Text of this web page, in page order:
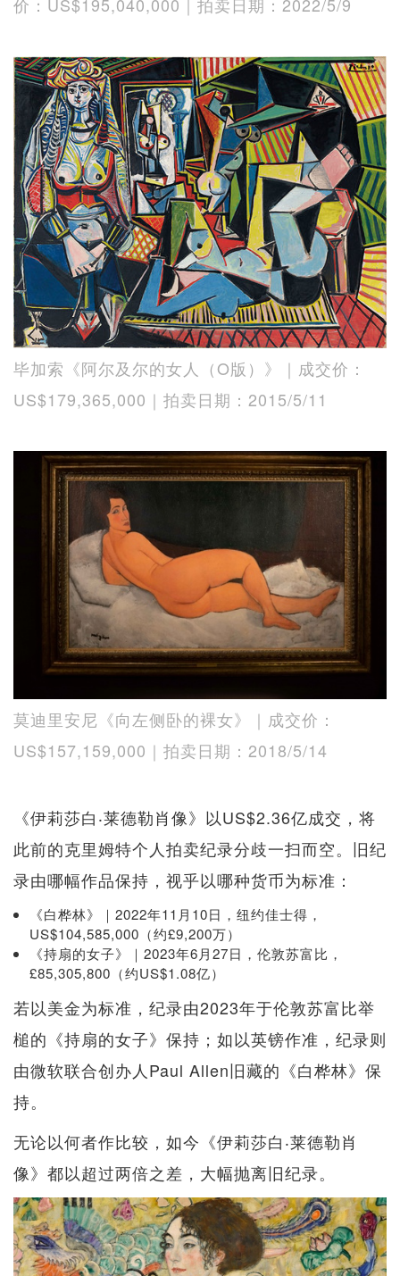
毕加索《阿尔及尔的女人（O版）》｜成交价：
US$179,365,000｜拍卖日期：2015/5/11
莫迪里安尼《向左侧卧的裸女》｜成交价：
US$157,159,000｜拍卖日期：2018/5/14
《伊莉莎白‧莱德勒肖像》以US$2.36亿成交，将
此前的克里姆特个人拍卖纪录分歧一扫而空。旧纪
录由哪幅作品保持，视乎以哪种货币为标准：
《白桦林》｜2022年11月10日，纽约佳士得，
US$104,585,000（约£9,200万）
《持扇的女子》｜2023年6月27日，伦敦苏富比，
£85,305,800（约US$1.08亿）
若以美金为标准，纪录由2023年于伦敦苏富比举
槌的《持扇的女子》保持；如以英镑作准，纪录则
由微软联合创办人Paul Allen旧藏的《白桦林》保
持。
无论以何者作比较，如今《伊莉莎白‧莱德勒肖
像》都以超过两倍之差，大幅抛离旧纪录。